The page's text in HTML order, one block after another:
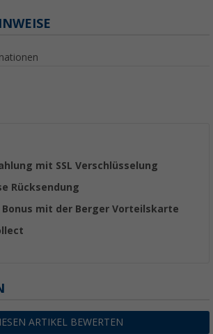
mit SSL Verschlüsselung
Rücksendung
Bonus mit der Berger Vorteilskarte
ARTIKEL BEWERTEN